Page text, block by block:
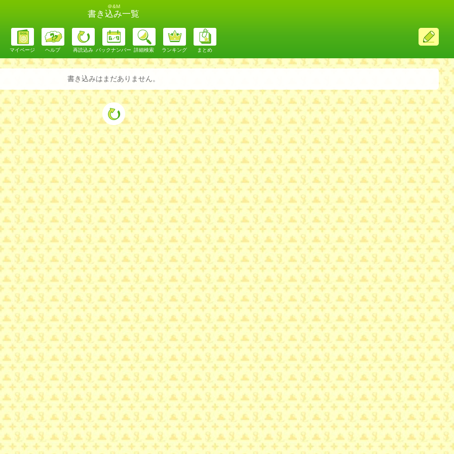
＠&M
書き込み一覧
ス
レ
投
マイページ ヘルプ 再読込み バックナンバー 詳細検索 ランキング まとめ
書き込みはまだありません。